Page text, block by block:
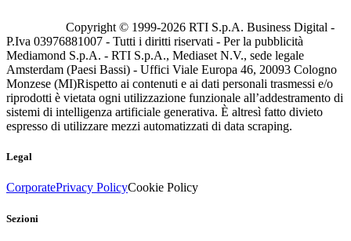
Copyright © 1999-2026 RTI S.p.A. Business Digital -
P.Iva 03976881007 - Tutti i diritti riservati - Per la pubblicità
Mediamond S.p.A. - RTI S.p.A., Mediaset N.V., sede legale
Amsterdam (Paesi Bassi) - Uffici Viale Europa 46, 20093 Cologno
Monzese (MI)Rispetto ai contenuti e ai dati personali trasmessi e/o
riprodotti è vietata ogni utilizzazione funzionale all’addestramento di
sistemi di intelligenza artificiale generativa. È altresì fatto divieto
espresso di utilizzare mezzi automatizzati di data scraping.
Legal
CorporatePrivacy PolicyCookie Policy
Sezioni